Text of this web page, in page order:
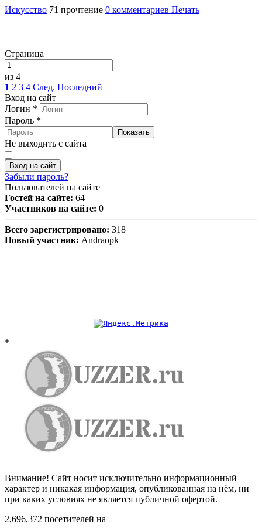
Искусство 71 прочтение 0 комментариев Печать
Страница
из 4
1 2 3 4 След. Последний
Вход на сайт
Логин *
Пароль *
Показать
Не выходить с сайта
Вход на сайт
Забыли пароль?
Пользователей на сайте
Гостей на сайте: 64
Участников на сайте: 0
Всего зарегистрировано: 318
Новый участник: Andraopk
*
Внимание! Сайт носит исключительно информационный
характер и никакая информация, опубликованная на нём, ни
при каких условиях не является публичной офертой.
2,696,372 посетителей на